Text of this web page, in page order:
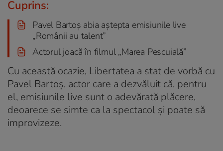
Cuprins:
Pavel Bartoș abia aștepta emisiunile live
„Românii au talent”
Actorul joacă în filmul „Marea Pescuială”
Cu această ocazie, Libertatea a stat de vorbă cu
Pavel Bartoș, actor care a dezvăluit că, pentru
el, emisiunile live sunt o adevărată plăcere,
deoarece se simte ca la spectacol și poate să
improvizeze.